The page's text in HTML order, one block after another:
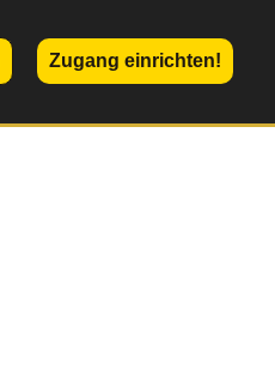
Zugang einrichten!